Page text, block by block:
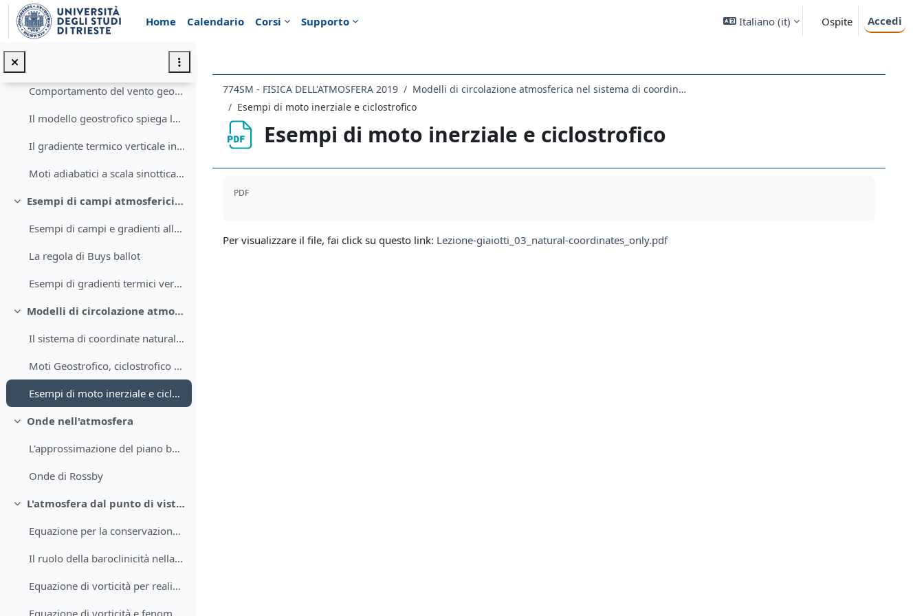
Vai al contenuto principale
Home
Calendario Corsi Supporto Italiano ‎(it)‎ Ospite Accedi
Limiti del modello geostrofico alla superficie planetaria
Comportamento del vento geostrofico con la quota
Il modello geostrofico spiega le correnti a getto
Il gradiente termico verticale in atmosfera adiabatica
Moti adiabatici a scala sinottica e le coordinate isentropiche
Minimizza
Esempi di campi atmosferici e di fenomeni alla scala sinottica e planetaria
Esempi di campi e gradienti alla scala sinottica
La regola di Buys ballot
Esempi di gradienti termici verticali e di superfici isoentropiche
Minimizza
Modelli di circolazione atmosferica nel sistema di coordinate naturali
Il sistema di coordinate naturali e la conservazione della quantità di moto
Moti Geostrofico, ciclostrofico ed inerziale in coordinate naturali
Esempi di moto inerziale e ciclostrofico
Minimizza
Onde nell'atmosfera
L'approssimazione del piano beta
Onde di Rossby
Minimizza
L'atmosfera dal punto di vista del campo della vorticità
Equazione per la conservazione della vorticità
Il ruolo della baroclinicità nella circolazione alla scala sinottica
Equazione di vorticità per realizzare un modello di brezze di mare
774SM - FISICA DELL'ATMOSFERA 2019
Modelli di circolazione atmosferica nel sistema di coordinate naturali
Esempi di moto inerziale e ciclostrofico
Esempi di moto inerziale e ciclostrofico
PDF
Per visualizzare il file, fai click su questo link: Lezione-giaiotti_03_natural-coordinates_only.pdf